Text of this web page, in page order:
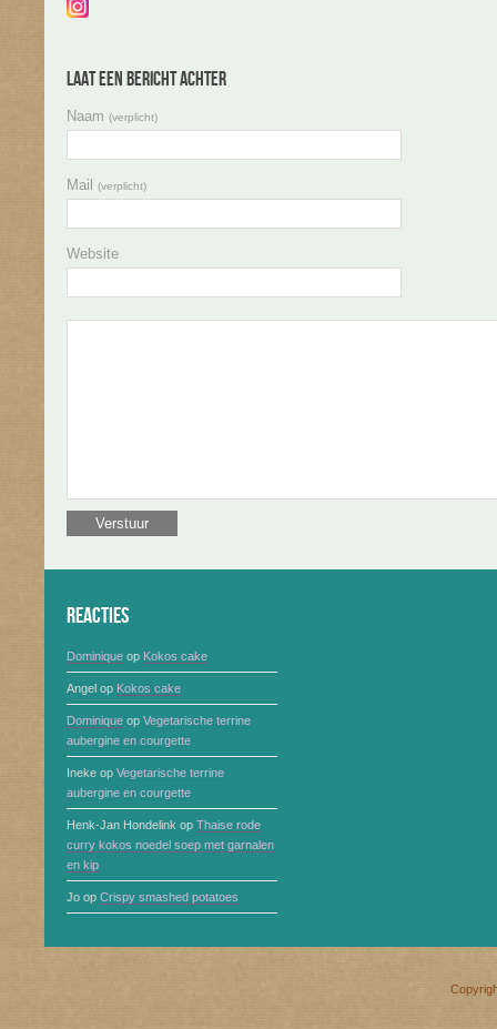
Laat een bericht achter
Naam (verplicht)
Mail (verplicht)
Website
Reacties
Dominique op Kokos cake
Angel op Kokos cake
Dominique op Vegetarische terrine
aubergine en courgette
Ineke op Vegetarische terrine
aubergine en courgette
Henk-Jan Hondelink op Thaise rode
curry kokos noedel soep met garnalen
en kip
Jo op Crispy smashed potatoes